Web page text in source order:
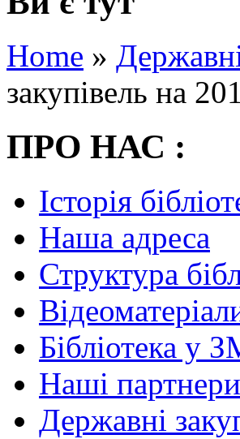
Home »
закупівель на
ПРО НАС :
Історія
Наша адреса
Структура
Бібліотека у
Наші партнери
Державні